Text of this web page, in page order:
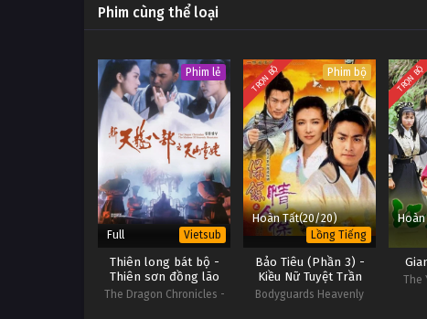
22 Bích Huyết Kiếm Tập 22
21 Bích Huyết Kiếm Tập 21
Phim cùng thể loại
Phim lẻ
Full Vietsub
Thiên long bát bộ -
Thiên sơn đồng lão
The Dragon Chronicles -
TRỌN BỘ Phim bộ
Hoàn Tất(20/20)
Lồng Tiếng
Bảo Tiêu (Phần 3) -
Kiều Nữ Tuyệt Trần
Bodyguards Heavenly
TRỌN BỘ
The